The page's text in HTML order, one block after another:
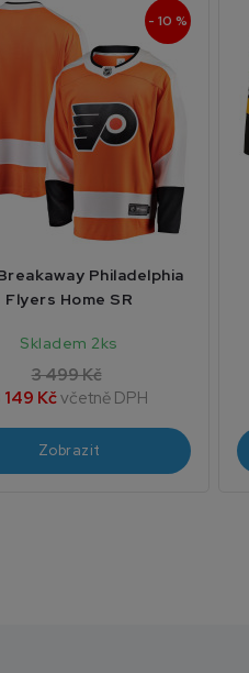
- 10 %
Philadelphia
Flyers Home SR
Skladem 2ks
3 499 Kč
149 Kčvčetně DPH
Zobrazit